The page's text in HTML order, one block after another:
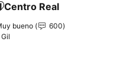
a favoritos
Centro Real
bueno
600